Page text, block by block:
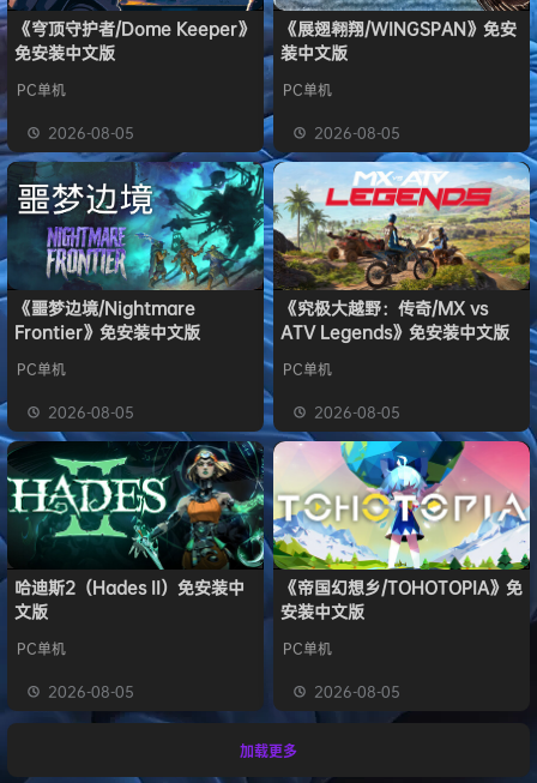
《穹顶守护者/Dome Keeper》
免安装中文版
PC单机
2026-08-05
《展翅翱翔/WINGSPAN》免安
装中文版
PC单机
2026-08-05
《噩梦边境/Nightmare
Frontier》免安装中文版
PC单机
2026-08-05
《究极大越野：传奇/MX vs
ATV Legends》免安装中文版
PC单机
2026-08-05
哈迪斯2（Hades II）免安装中
文版
PC单机
2026-08-05
《帝国幻想乡/TOHOTOPIA》免
安装中文版
PC单机
2026-08-05
加载更多